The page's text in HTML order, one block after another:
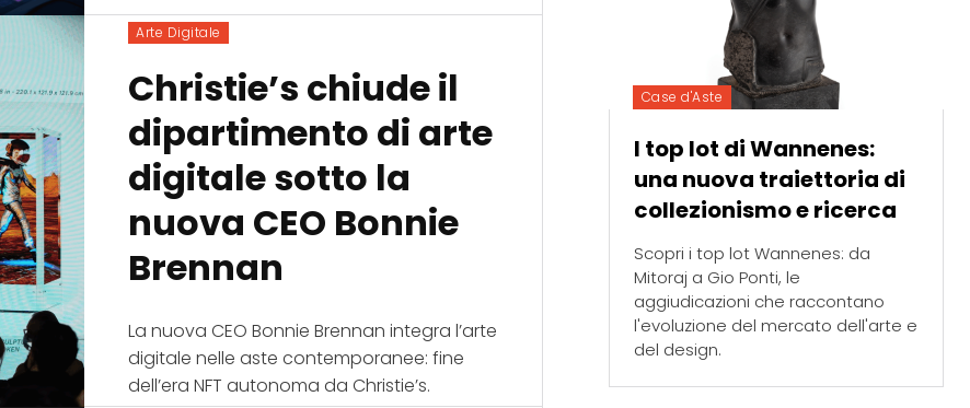
Arte Digitale
Christie’s chiude il
dipartimento di arte
digitale sotto la
nuova CEO Bonnie
Brennan
La nuova CEO Bonnie Brennan integra l’arte
digitale nelle aste contemporanee: fine
dell’era NFT autonoma da Christie’s.
Case d'Aste
I top lot di Wannenes:
una nuova traiettoria di
collezionismo e ricerca
Scopri i top lot Wannenes: da
Mitoraj a Gio Ponti, le
aggiudicazioni che raccontano
l'evoluzione del mercato dell'arte e
del design.